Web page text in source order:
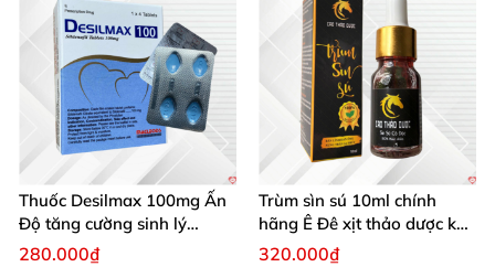
Thuốc Desilmax 100mg Ấn
Độ tăng cường sinh lý
cường dương hiệu quả
280.000₫
Trùm sìn sú 10ml chính
hãng Ê Đê xịt thảo dược kéo
dài quan hệ
320.000₫